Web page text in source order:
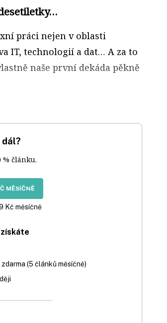
práci nejen v oblasti
IT, technologií a dat… A za to
naše první dekáda pěkně
% článku.
MĚSÍČNĚ
Kč měsíčně
zdarma (5 článků měsíčně)